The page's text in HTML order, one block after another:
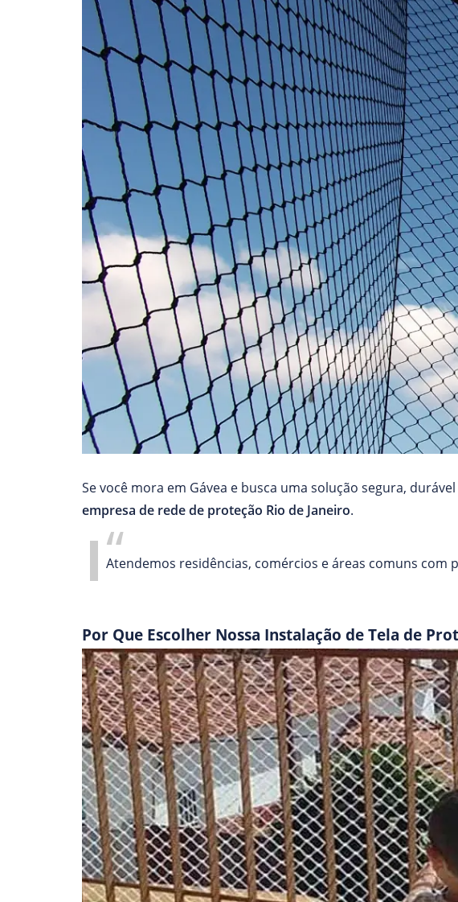
Se você mora em Gávea e busca uma solução segura,
empresa de rede de proteção Rio de Janeiro.
Atendemos residências, comércios e áreas comuns
Por Que Escolher Nossa Instalação de Tela de